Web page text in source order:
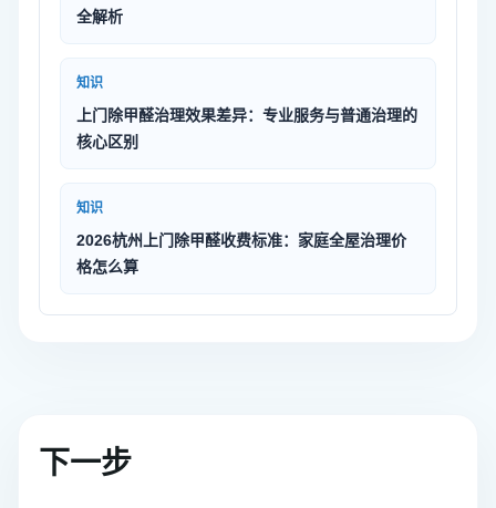
全解析
知识
上门除甲醛治理效果差异：专业服务与普通治理的
核心区别
知识
2026杭州上门除甲醛收费标准：家庭全屋治理价
格怎么算
下一步